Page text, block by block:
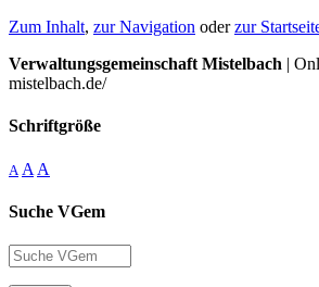
Zum Inhalt, zur Navigation oderzur
Verwaltungsgemeinschaft Mistelbach |
mistelbach.de/
Schriftgröße
A A A
Suche VGem